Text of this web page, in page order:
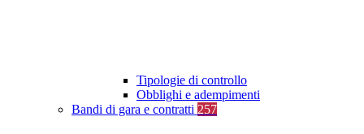
Tipologie di controllo
Obblighi e adempimenti
Bandi di gara e contratti 257